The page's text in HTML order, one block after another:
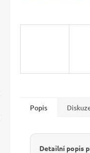
Popis
Detailní popis